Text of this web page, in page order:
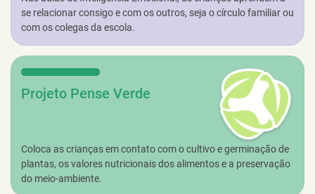
se relacionar consigo e com os outros, seja o círculo familiar ou
com os colegas da escola.
Projeto Pense Verde
Coloca as crianças em contato com o cultivo e germinação de
plantas, os valores nutricionais dos alimentos e a preservação
do meio-ambiente.